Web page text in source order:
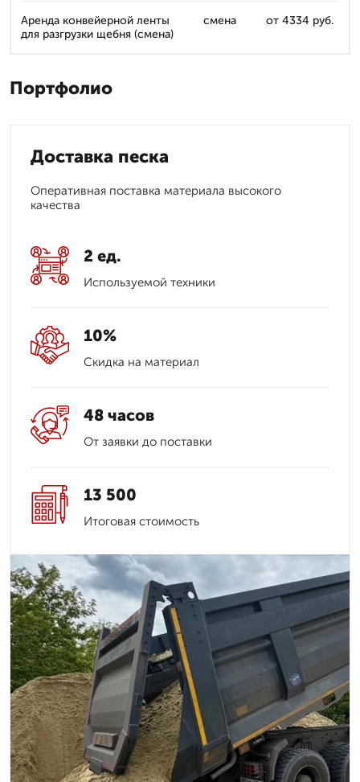
Аренда конвейерной ленты
для разгрузки щебня (смена)
смена от 4334 руб.
Портфолио
Доставка песка
Оперативная поставка материала высокого
качества
2 ед.
Используемой техники
10%
Скидка на материал
48 часов
От заявки до поставки
13 500
Итоговая стоимость